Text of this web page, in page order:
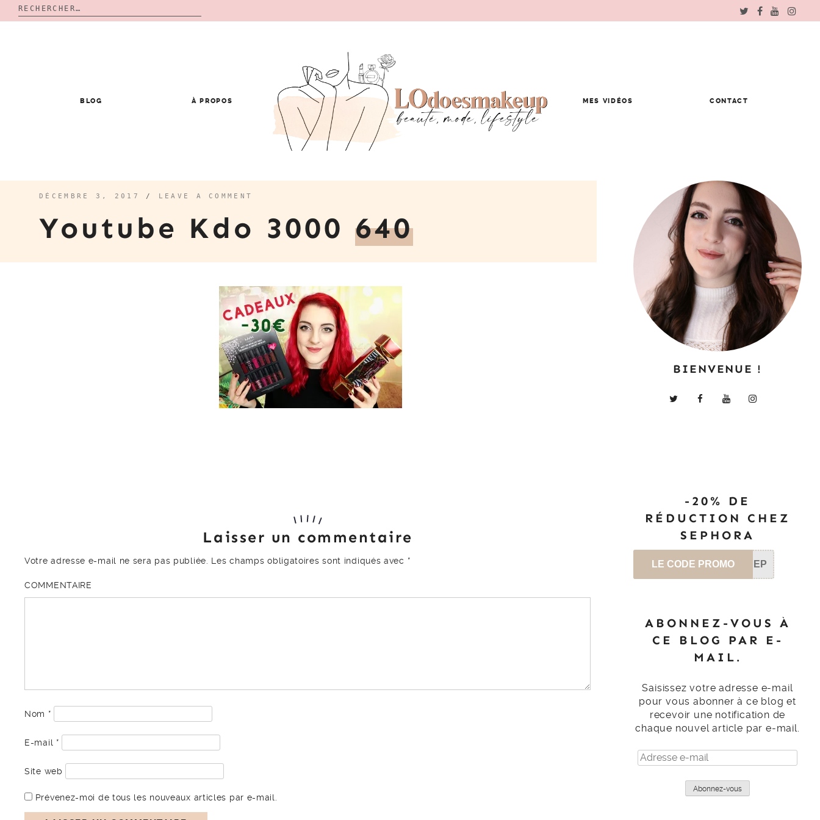
Rechercher :
BLOG À PROPOS MES VIDÉOS CONTACT
DÉCEMBRE 3, 2017 / LEAVE A COMMENT
Youtube Kdo 3000 640
Laisser un commentaire
Votre adresse e-mail ne sera pas publiée. Les champs obligatoires sont indiqués avec *
COMMENTAIRE
Nom *
E-mail *
Site web
Prévenez-moi de tous les nouveaux articles par e-mail.
BIENVENUE !
-20% DE
RÉDUCTION CHEZ
SEPHORA
LE CODE PROMO SEP
ABONNEZ-VOUS À
CE BLOG PAR E-
MAIL.
Saisissez votre adresse e-mail
pour vous abonner à ce blog et
recevoir une notification de
chaque nouvel article par e-mail.
Adresse
e-
Abonnez-vous